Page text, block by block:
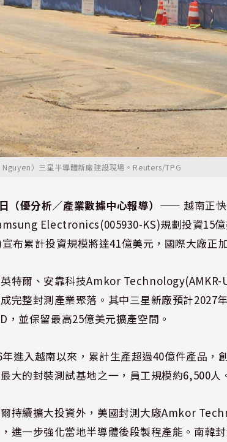
）三星半導體新廠建設現場。Reuters/TPG
（優分析／產業數據中心報導） ⸺ 越南正快
Electronics(005930-KS)規劃投資15
布累計投資規模將達41億美元，國際大廠正
特爾、安靠科技Amkor
完整封測產業聚落。其中三星新廠預計2027
，並保留最高25億美元擴產空間。
進入越南以來，累計生產超過40億件產品，
大的封裝測試基地之一，員工規模約6,500人
持續擴大投資外，美國封測大廠Amkor
進一步強化當地半導體後段製程產能。南韓